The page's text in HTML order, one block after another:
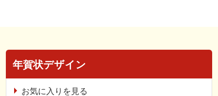
年賀状デザイン
お気に入りを見る